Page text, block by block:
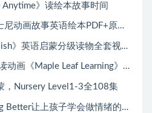
》读绘本故事时间
150册Disney Stories迪士尼动画故事英语绘本PDF+原版音频MP3
《果酱英语Jam Jam English》英语启蒙分级读物全套视频+音频+精读+教案
Youtube英文儿歌自然拼读动画《Maple Leaf Learning》全410集
，Nursery Level1-3全108集
BBC儿童情商动画Feeling Better让上孩子学会做情绪的主人，第一季全25集